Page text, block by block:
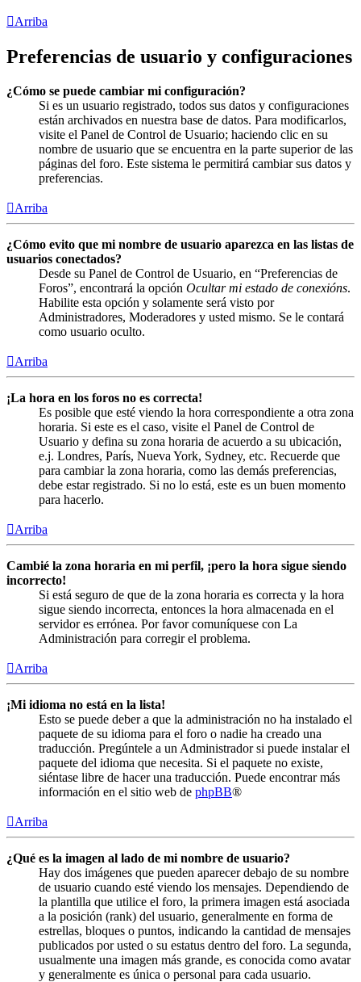
Arriba
Preferencias de usuario y configuraciones
¿Cómo se puede cambiar mi configuración?
Si es un usuario registrado, todos sus datos y configuraciones
están archivados en nuestra base de datos. Para modificarlos,
visite el Panel de Control de Usuario; haciendo clic en su
nombre de usuario que se encuentra en la parte superior de las
páginas del foro. Este sistema le permitirá cambiar sus datos y
preferencias.
Arriba
¿Cómo evito que mi nombre de usuario aparezca en las listas de
usuarios conectados?
Desde su Panel de Control de Usuario, en “Preferencias de
Foros”, encontrará la opción Ocultar mi estado de conexións.
Habilite esta opción y solamente será visto por
Administradores, Moderadores y usted mismo. Se le contará
como usuario oculto.
Arriba
¡La hora en los foros no es correcta!
Es posible que esté viendo la hora correspondiente a otra zona
horaria. Si este es el caso, visite el Panel de Control de
Usuario y defina su zona horaria de acuerdo a su ubicación,
e.j. Londres, París, Nueva York, Sydney, etc. Recuerde que
para cambiar la zona horaria, como las demás preferencias,
debe estar registrado. Si no lo está, este es un buen momento
para hacerlo.
Arriba
Cambié la zona horaria en mi perfil, ¡pero la hora sigue siendo
incorrecto!
Si está seguro de que de la zona horaria es correcta y la hora
sigue siendo incorrecta, entonces la hora almacenada en el
servidor es errónea. Por favor comuníquese con La
Administración para corregir el problema.
Arriba
¡Mi idioma no está en la lista!
Esto se puede deber a que la administración no ha instalado el
paquete de su idioma para el foro o nadie ha creado una
traducción. Pregúntele a un Administrador si puede instalar el
paquete del idioma que necesita. Si el paquete no existe,
siéntase libre de hacer una traducción. Puede encontrar más
información en el sitio web de phpBB®
Arriba
¿Qué es la imagen al lado de mi nombre de usuario?
Hay dos imágenes que pueden aparecer debajo de su nombre
de usuario cuando esté viendo los mensajes. Dependiendo de
la plantilla que utilice el foro, la primera imagen está asociada
a la posición (rank) del usuario, generalmente en forma de
estrellas, bloques o puntos, indicando la cantidad de mensajes
publicados por usted o su estatus dentro del foro. La segunda,
usualmente una imagen más grande, es conocida como avatar
y generalmente es única o personal para cada usuario.